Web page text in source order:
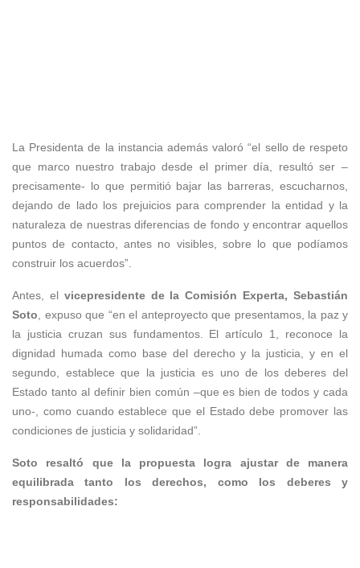
La Presidenta de la instancia además valoró “el sello de respeto
que marco nuestro trabajo desde el primer día, resultó ser –
precisamente- lo que permitió bajar las barreras, escucharnos,
dejando de lado los prejuicios para comprender la entidad y la
naturaleza de nuestras diferencias de fondo y encontrar aquellos
puntos de contacto, antes no visibles, sobre lo que podíamos
construir los acuerdos”.
Antes, el vicepresidente de la Comisión Experta, Sebastián
Soto, expuso que “en el anteproyecto que presentamos, la paz y
la justicia cruzan sus fundamentos. El artículo 1, reconoce la
dignidad humada como base del derecho y la justicia, y en el
segundo, establece que la justicia es uno de los deberes del
Estado tanto al definir bien común –que es bien de todos y cada
uno-, como cuando establece que el Estado debe promover las
condiciones de justicia y solidaridad”.
Soto resaltó que la propuesta logra ajustar de manera
equilibrada tanto los derechos, como los deberes y
responsabilidades: